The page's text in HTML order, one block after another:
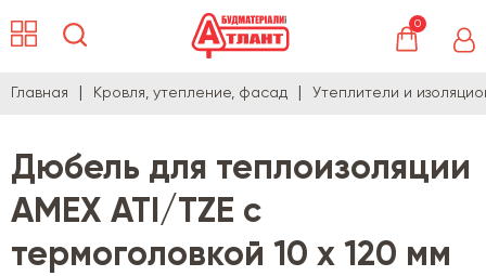
0
Главная Кровля, утепление, фасад Утеплители и
Дюбель для теплоизоляции
AMEX ATI/TZE с
термоголовкой 10 х 120 мм